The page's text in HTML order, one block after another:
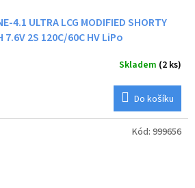
4.1 ULTRA LCG MODIFIED SHORTY
7.6V 2S 120C/60C HV LiPo
Skladem (2 ks)
Do košíku
Kód: 999656